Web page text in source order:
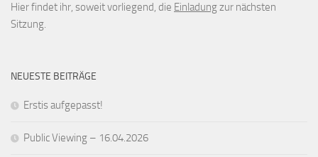
Hier findet ihr, soweit vorliegend, die Einladungzur nächsten
Sitzung.
NEUESTE BEITRÄGE
Erstis aufgepasst!
Public Viewing – 16.04.2026